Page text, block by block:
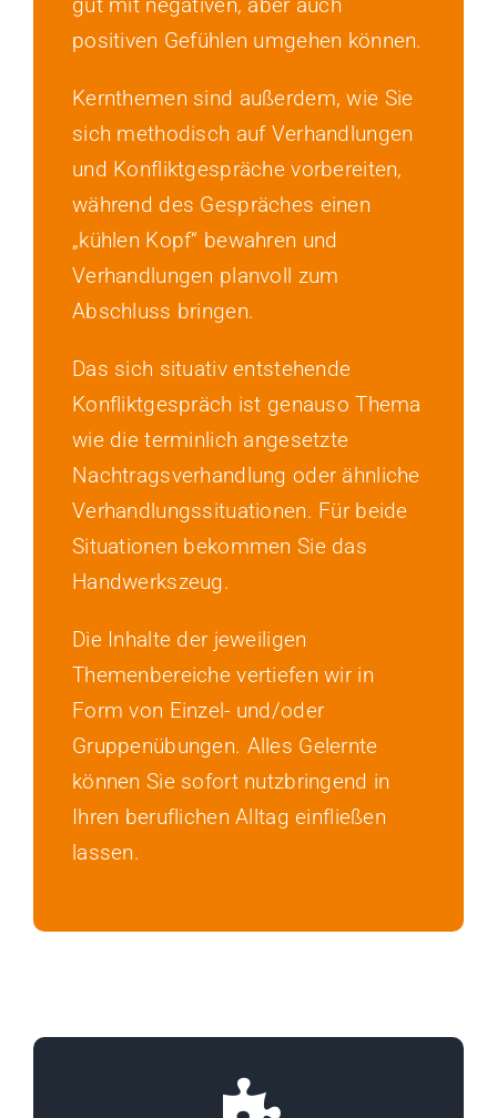
positiven Gefühlen umgehen können.
Kernthemen sind außerdem, wie Sie
sich methodisch auf Verhandlungen
und Konfliktgespräche vorbereiten,
während des Gespräches einen
„kühlen Kopf“ bewahren und
Verhandlungen planvoll zum
Abschluss bringen.
Das sich situativ entstehende
Konfliktgespräch ist genauso Thema
wie die terminlich angesetzte
Nachtragsverhandlung oder ähnliche
Verhandlungssituationen. Für beide
Situationen bekommen Sie das
Handwerkszeug.
Die Inhalte der jeweiligen
Themenbereiche vertiefen wir in
Form von Einzel- und/oder
Gruppenübungen. Alles Gelernte
können Sie sofort nutzbringend in
Ihren beruflichen Alltag einfließen
lassen.